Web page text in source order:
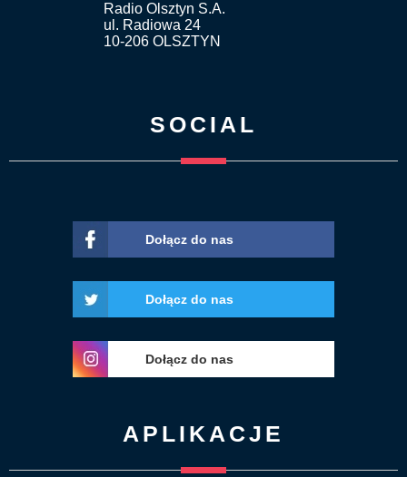
Radio Olsztyn S.A.
ul. Radiowa 24
10-206 OLSZTYN
SOCIAL
Dołącz do nas
Dołącz do nas
Dołącz do nas
APLIKACJE